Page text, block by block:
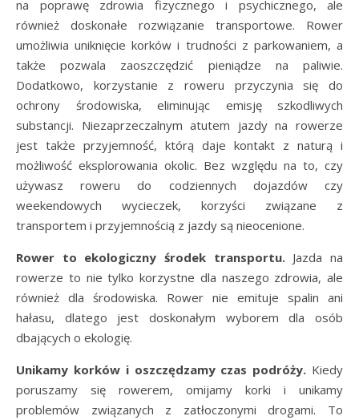
na poprawę zdrowia fizycznego i psychicznego, ale
również doskonałe rozwiązanie transportowe. Rower
umożliwia uniknięcie korków i trudności z parkowaniem, a
także pozwala zaoszczędzić pieniądze na paliwie.
Dodatkowo, korzystanie z roweru przyczynia się do
ochrony środowiska, eliminując emisję szkodliwych
substancji. Niezaprzeczalnym atutem jazdy na rowerze
jest także przyjemność, którą daje kontakt z naturą i
możliwość eksplorowania okolic. Bez względu na to, czy
używasz roweru do codziennych dojazdów czy
weekendowych wycieczek, korzyści związane z
transportem i przyjemnością z jazdy są nieocenione.
Rower to ekologiczny środek transportu.Jazda na
rowerze to nie tylko korzystne dla naszego zdrowia, ale
również dla środowiska. Rower nie emituje spalin ani
hałasu, dlatego jest doskonałym wyborem dla osób
dbających o ekologię.
Unikamy korków i oszczędzamy czas podróży. Kiedy
poruszamy się rowerem, omijamy korki i unikamy
problemów związanych z zatłoczonymi drogami. To